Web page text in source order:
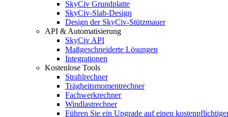
SkyCiv Grundplatte
SkyCiv-Slab-Design
Design der SkyCiv-Stützmauer
API & Automatisierung
SkyCiv API
Maßgeschneiderte Lösungen
Integrationen
Kostenlose Tools
Strahlrechner
Trägheitsmomentrechner
Fachwerkrechner
Windlastrechner
Führen Sie ein Upgrade auf einen